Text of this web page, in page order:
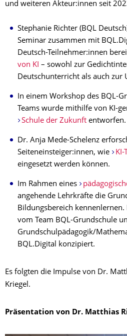
und weiteren Akteur:innen seit
Stephanie Richter (BQL
Seminar zusammen mit
Deutsch-Teilnehmer:innen
von KI – sowohl zur
Deutschunterricht als auch zur
In einem Workshop des BQL-
Teams wurde mithilfe von KI-
Schule der Zukunftentworfen.
Dr. Anja Mede-Schelenz
Seiteneinsteiger:innen, wie
KI-
eingesetzt werden können.
Im Rahmen eines
angehende Lehrkräfte die
Bildungsbereich kennenlernen.
vom Team BQL-Grundschule
Grundschulpädagogik/
BQL.Digital konzipiert.
Es folgten die Impulse von Dr.
Kriegel.
Präsentation von Dr. Matthias